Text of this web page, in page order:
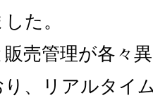
た。
売管理が各々
、リアルタイ